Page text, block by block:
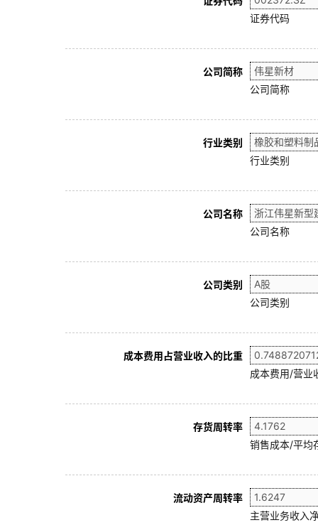
证券代码
公司简称
公司简称
行业类别
行业类别
公司名称
公司名称
公司类别
公司类别
成本费用占营业收入的比重
成本费用/营业
存货周转率
销售成本/平均
流动资产周转率
主营业务收入